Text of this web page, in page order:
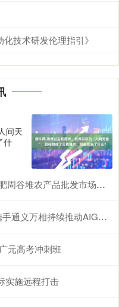
技术研发伦理指引》
间天
什
农产品批发市场价格行情
动AIGC技术在多领域产业化落地
元高考冲刺班
实施远程打击